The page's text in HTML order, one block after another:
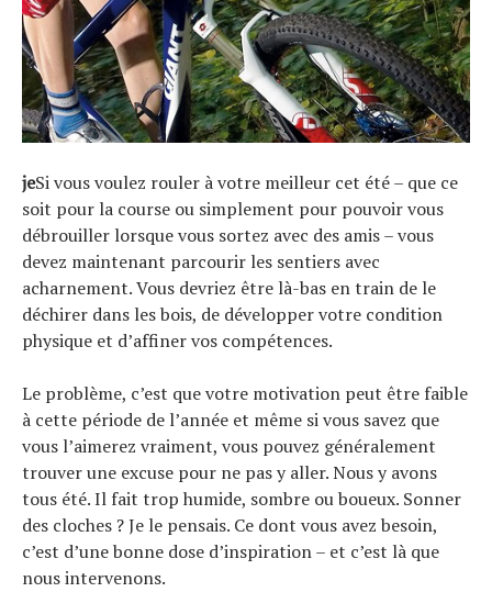
jeSi vous voulez rouler à votre meilleur cet été – que ce
soit pour la course ou simplement pour pouvoir vous
débrouiller lorsque vous sortez avec des amis – vous
devez maintenant parcourir les sentiers avec
acharnement. Vous devriez être là-bas en train de le
déchirer dans les bois, de développer votre condition
physique et d’affiner vos compétences.
Le problème, c’est que votre motivation peut être faible
à cette période de l’année et même si vous savez que
vous l’aimerez vraiment, vous pouvez généralement
trouver une excuse pour ne pas y aller. Nous y avons
tous été. Il fait trop humide, sombre ou boueux. Sonner
des cloches ? Je le pensais. Ce dont vous avez besoin,
c’est d’une bonne dose d’inspiration – et c’est là que
nous intervenons.